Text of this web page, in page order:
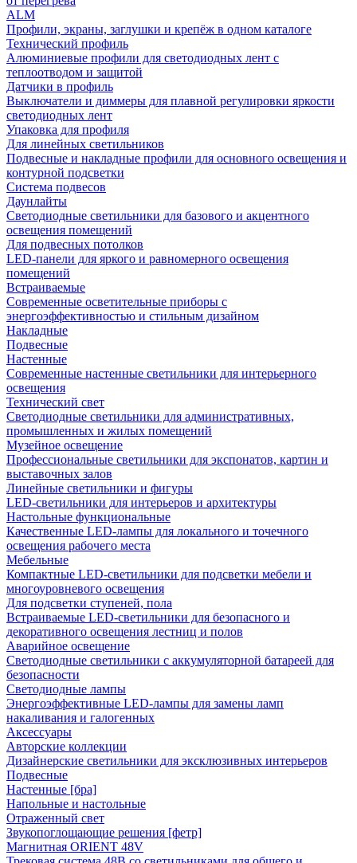
ALM
Профили, экраны, заглушки и крепёж в одном каталоге
Технический профиль
Алюминиевые профили для светодиодных лент с
теплоотводом и защитой
Датчики в профиль
Выключатели и диммеры для плавной регулировки яркости
светодиодных лент
Упаковка для профиля
Для линейных светильников
Подвесные и накладные профили для основного освещения и
контурной подсветки
Система подвесов
Даунлайты
Светодиодные светильники для базового и акцентного
освещения помещений
Для подвесных потолков
LED-панели для яркого и равномерного освещения
помещений
Встраиваемые
Современные осветительные приборы с
энергоэффективностью и стильным дизайном
Накладные
Подвесные
Настенные
Современные настенные светильники для интерьерного
освещения
Технический свет
Светодиодные светильники для административных,
промышленных и жилых помещений
Музейное освещение
Профессиональные светильники для экспонатов, картин и
выставочных залов
Линейные светильники и фигуры
LED-светильники для интерьеров и архитектуры
Настольные функциональные
Качественные LED-лампы для локального и точечного
освещения рабочего места
Мебельные
Компактные LED-светильники для подсветки мебели и
многоуровневого освещения
Для подсветки ступеней, пола
Встраиваемые LED-светильники для безопасного и
декоративного освещения лестниц и полов
Аварийное освещение
Светодиодные светильники с аккумуляторной батареей для
безопасности
Светодиодные лампы
Энергоэффективные LED-лампы для замены ламп
накаливания и галогенных
Аксессуары
Авторские коллекции
Дизайнерские светильники для эксклюзивных интерьеров
Подвесные
Настенные [бра]
Напольные и настольные
Отраженный свет
Звукопоглощающие решения [фетр]
Магнитная ORIENT 48V